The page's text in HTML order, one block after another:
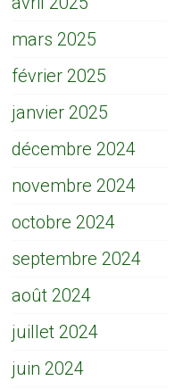
mars 2025
février 2025
janvier 2025
décembre 2024
novembre 2024
octobre 2024
septembre 2024
août 2024
juillet 2024
juin 2024